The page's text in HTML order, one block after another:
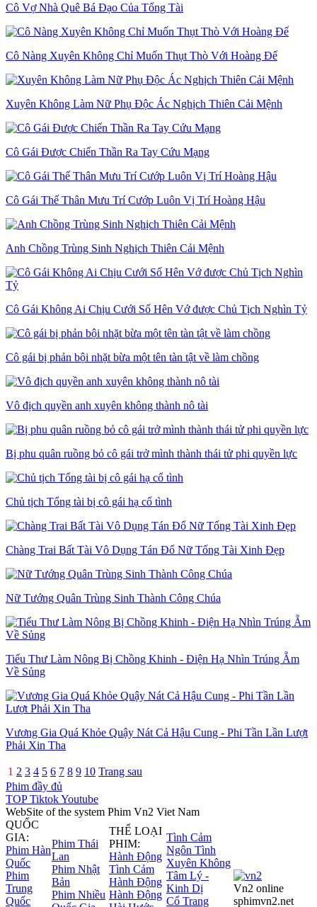
Cô Vợ Nhà Quê Bá Đạo Của Tổng Tài
Cô Nàng Xuyên Không Chỉ Muốn Thụt Thò Với Hoàng Đế
Xuyên Không Làm Nữ Phụ Độc Ác Nghịch Thiên Cải Mệnh
Cô Gái Được Chiến Thần Ra Tay Cứu Mạng
Cô Gái Thế Thân Mưu Trí Cướp Luôn Vị Trí Hoàng Hậu
Anh Chồng Trùng Sinh Nghịch Thiên Cải Mệnh
Cô Gái Không Ai Chịu Cưới Số Hên Vớ được Chủ Tịch Nghìn Tỷ
Cô gái bị phản bội nhặt bừa một tên tàn tật về làm chồng
Vô địch quyền anh xuyên không thành nô tài
Bị phu quân ruồng bỏ cô gái trở mình thành thái tử phi quyền lực
Chủ tịch Tổng tài bị cô gái hạ cổ tình
Chàng Trai Bất Tài Vô Dụng Tán Đổ Nữ Tổng Tài Xinh Đẹp
Nữ Tướng Quân Trùng Sinh Thành Công Chúa
Tiểu Thư Làm Nông Bị Chồng Khinh - Điện Hạ Nhìn Trúng Ẵm
Về Sủng
Vương Gia Quá Khỏe Quậy Nát Cả Hậu Cung - Phi Tần Lần Lượt
Phải Xin Tha
1 2 3 4 5 6 7 8 9 10 Trang sau
Phim đầy đủ
TOP Tiktok Youtube
WebSite of the system Phim Vn2 Viet Nam
QUỐC
GIA:
Phim Hàn
Quốc
Phim
Trung
Quốc
Phim Thái
Lan
Phim Nhật
Bản
Phim Nhiều
THỂ LOẠI
PHIM:
Hành Động
Tình Cảm
Hành Động
Hành Động
Tình Cảm
Ngôn Tình
Xuyên Không
Tâm Lý -
Kinh Dị
Cổ Trang
Vn2 online
sphimvn2.net